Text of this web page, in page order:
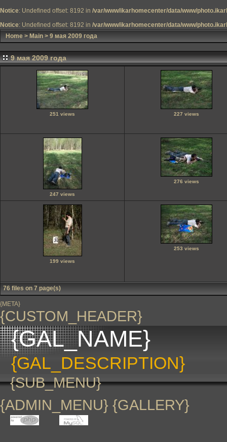
Notice: Undefined offset: 8192 in /var/www/ikarhomecenter/data/www/
Notice: Undefined offset: 8192 in /var/www/ikarhomecenter/data/www/
Home > Main > 9 мая 2009 года
9 мая 2009 года
251 views 227 views
247 views
276 views
199 views
253 views
76 files on 7 page(s)
{META}
{CUSTOM_HEADER}
{GAL_NAME}
{GAL_DESCRIPTION}
{SUB_MENU}
{ADMIN_MENU} {GALLERY}